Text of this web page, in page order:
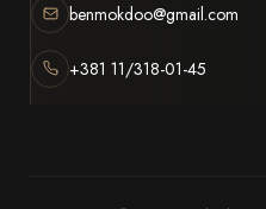
benmokdoo@gmail.com
+381 11/318-01-45